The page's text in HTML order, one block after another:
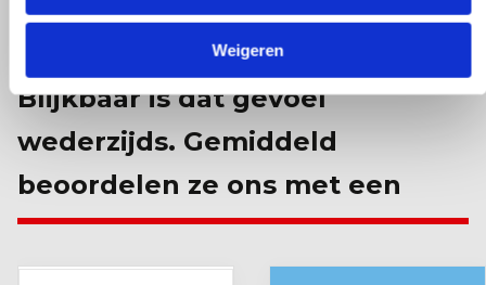
Weigeren
We zijn blij met elke klant.
Blijkbaar is dat gevoel
wederzijds. Gemiddeld
beoordelen ze ons met een